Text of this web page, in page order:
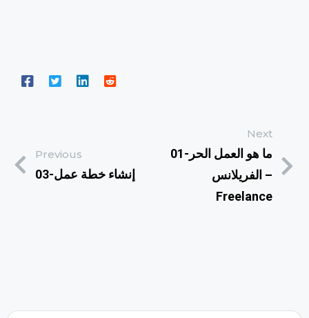
Previous
03-إنشاء خطة عمل
Next
01-ما هو العمل الحر
الفريلانس –
Freelance